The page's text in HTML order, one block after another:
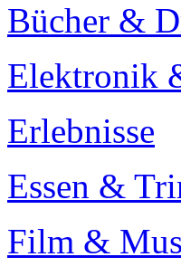
Bücher &
Elektronik
Erlebnisse
Essen &
Film &